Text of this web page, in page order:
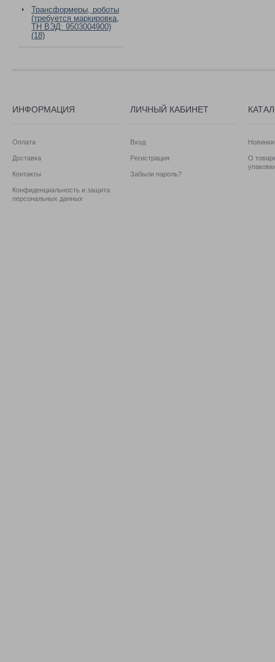
Трансформеры, роботы
(требуется маркировка,
ТН ВЭД: 9503004900)
(18)
ИНФОРМАЦИЯ
Оплата
Доставка
Контакты
Конфиденциальность и защита
персональных данных
ЛИЧНЫЙ КАБИНЕТ
Вход
Регистрация
Забыли пароль?
Новинки
О